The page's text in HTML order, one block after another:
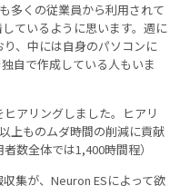
多くの従業員から利用されて
ているように思います。週に
、中には自身のパソコンに
自で作成している人もいま
アリングしました。ヒアリ
上ものムダ時間の削減に貢献
数全体では1,400時間程）
集が、Neuron ESによって欲